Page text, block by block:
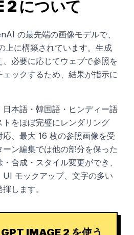
2 について
の最先端の画像モデルで、
上に構築されています。生成
必要に応じてウェブで参照を
ックするため、結果が指示に
本語・韓国語・ヒンディー語
をほぼ完璧にレンダリング
、最大 16 枚の参照画像を受
ン編集では他の部分を保った
合成・スタイル変更ができ、
モックアップ、文字の多い
します。
IMAGE 2 を使う